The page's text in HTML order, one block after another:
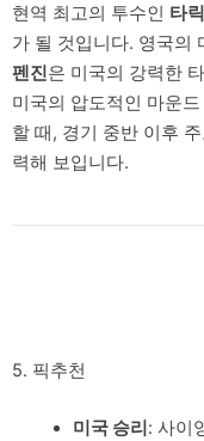
현역 최고의 투수인 타
가 될 것입니다. 영국의
펜진은 미국의 강력한
미국의 압도적인 마운
할 때, 경기 중반 이후
력해 보입니다.
5. 픽추천
미국 승리: 사이